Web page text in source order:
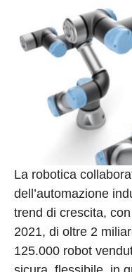
La robotica
dell’automazione
trend di crescita,
2021, di oltre 2
125.000 robot